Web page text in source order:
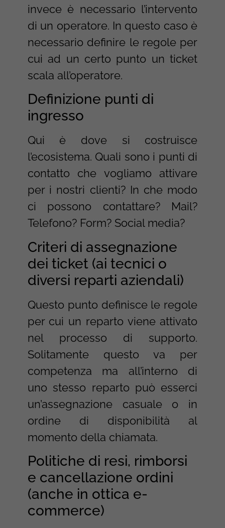
invece è necessario l’intervento
di un operatore. In questo caso è
necessario definire le regole per
cui ad un certo punto un ticket
scala all’operatore.
Definizione punti di
ingresso
Qui è dove si costruisce
l’ecosistema. Quali sono i punti di
contatto che vogliamo attivare
per i nostri clienti? In che modo
ci possono contattare? Mail?
Telefono? Form? Social media?
Criteri di assegnazione
dei ticket (ai tecnici o
diversi reparti aziendali)
Questo punto definisce le regole
per cui un reparto viene attivato
nel processo di supporto.
Solitamente questo va per
competenza ma all’interno di
uno stesso reparto può esserci
un’assegnazione casuale o in
ordine di disponibilità al
momento della chiamata.
Politiche di resi, rimborsi
e cancellazione ordini
(anche in ottica e-
commerce)